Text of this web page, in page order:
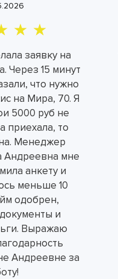
заявку на
Через 15 минут
что нужно
на Мира, 70. Я
5000 руб не
приехала, то
Менеджер
Андреевна мне
анкету и
меньше 10
одобрен,
и
Выражаю
Андреевне за